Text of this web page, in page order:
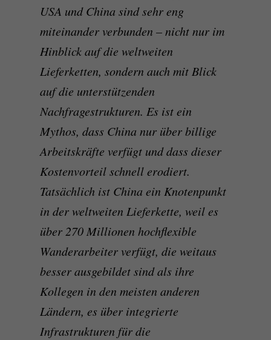
USA und China sind sehr eng
miteinander verbunden – nicht nur im
Hinblick auf die weltweiten
Lieferketten, sondern auch mit Blick
auf die unterstützenden
Nachfragestrukturen. Es ist ein
Mythos, dass China nur über billige
Arbeitskräfte verfügt und dass dieser
Kostenvorteil schnell erodiert.
Tatsächlich ist China ein Knotenpunkt
in der weltweiten Lieferkette, weil es
über 270 Millionen hochflexible
Wanderarbeiter verfügt, die weitaus
besser ausgebildet sind als ihre
Kollegen in den meisten anderen
Ländern, es über integrierte
Infrastrukturen für die